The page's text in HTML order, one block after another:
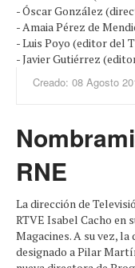
- Óscar González
- Amaia Pérez de
- Luis Poyo (editor del
- Javier Gutiérrez
Creado: 08 Agosto
RNE
La dirección de
RTVE Isabel Cacho en
Magacines. A su vez,
designado a Pilar